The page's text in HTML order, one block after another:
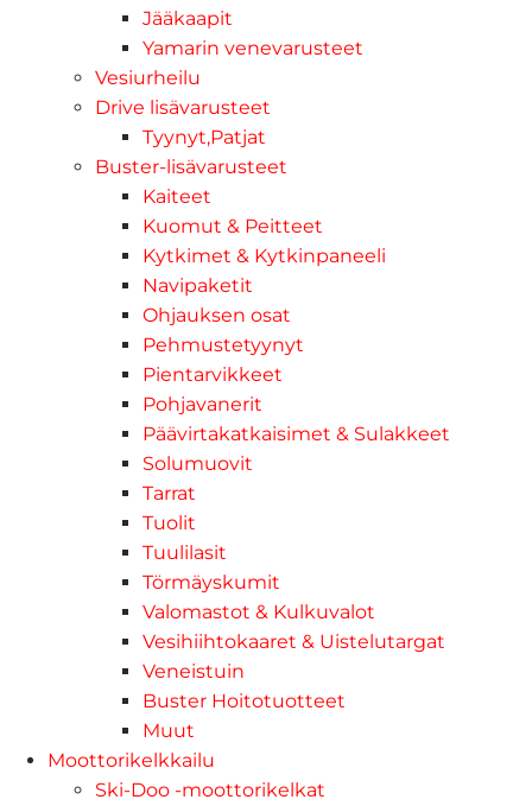
Jääkaapit
Yamarin venevarusteet
Vesiurheilu
Drive lisävarusteet
Tyynyt,Patjat
Buster-lisävarusteet
Kaiteet
Kuomut & Peitteet
Kytkimet & Kytkinpaneeli
Navipaketit
Ohjauksen osat
Pehmustetyynyt
Pientarvikkeet
Pohjavanerit
Päävirtakatkaisimet & Sulakkeet
Solumuovit
Tarrat
Tuolit
Tuulilasit
Törmäyskumit
Valomastot & Kulkuvalot
Vesihiihtokaaret & Uistelutargat
Veneistuin
Buster Hoitotuotteet
Muut
Moottorikelkkailu
Ski-Doo -moottorikelkat